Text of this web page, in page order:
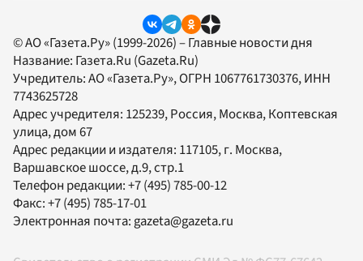
© АО «Газета.Ру» (1999-2026) – Главные новости дня
Название: Газета.Ru (Gazeta.Ru)
Учредитель:АО «Газета.Ру», ОГРН 1067761730376, ИНН
7743625728
Адрес учредителя: 125239, Россия, Москва, Коптевская
улица, дом 67
Адрес редакции и издателя: 117105, г. Москва,
Варшавское шоссе, д.9, стр.1
Телефон редакции:+7 (495) 785-00-12
Факс:+7 (495) 785-17-01
Электронная почта:gazeta@gazeta.ru